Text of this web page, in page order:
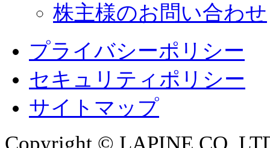
株主様のお問い合わせ
プライバシーポリシー
セキュリティポリシー
サイトマップ
Copyright © LAPINE